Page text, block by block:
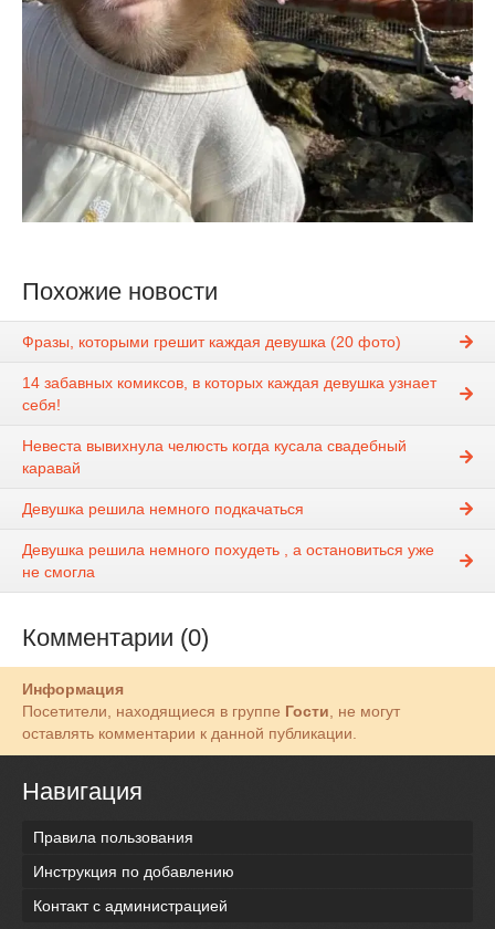
Похожие новости
Фразы, которыми грешит каждая девушка (20 фото)
14 забавных комиксов, в которых каждая девушка узнает
себя!
Невеста вывихнула челюсть когда кусала свадебный
каравай
Девушка решила немного подкачаться
Девушка решила немного похудеть , а остановиться уже
не смогла
Комментарии (0)
Информация
Посетители, находящиеся в группе Гости , не могут
оставлять комментарии к данной публикации.
Навигация
Правила пользования
Инструкция по добавлению
Контакт с администрацией